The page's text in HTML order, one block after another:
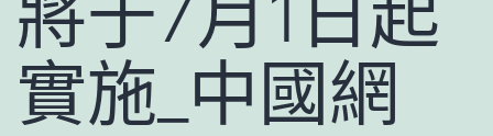
實施_中國網